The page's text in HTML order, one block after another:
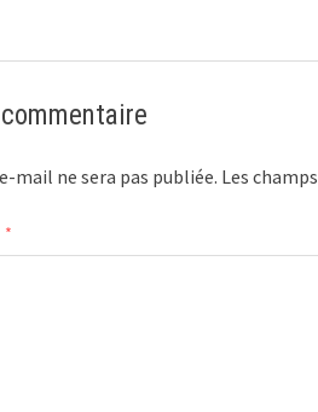
mail ne sera pas publiée. Les
*